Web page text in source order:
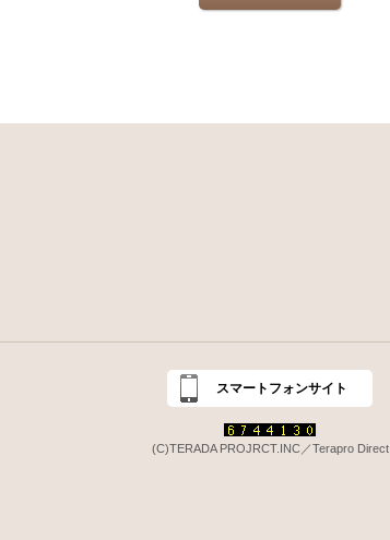
スマートフォンサイト
(C)TERADA PROJRCT.INC／Terapro Direct